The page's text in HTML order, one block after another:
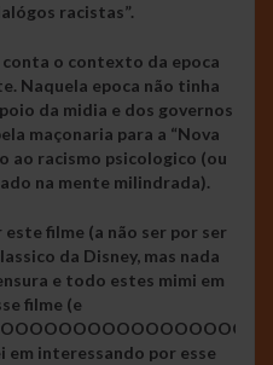
racistas”.
conta o contexto da epoca
Naquela epoca não tinha
da midia e dos governos
maçonaria para a “Nova
ao racismo psicologico (ou
na mente milindrada).
filme (a não ser por ser
da Disney, mas nada
e todo estes mimi em
filme (e
em interessando por esse